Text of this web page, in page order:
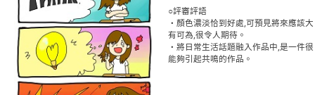
○評審評語
・顏色濃淡恰到好處,可預見將來應該大
有可為,很令人期待。
・將日常生活話題融入作品中,是一件很
能夠引起共鳴的作品。